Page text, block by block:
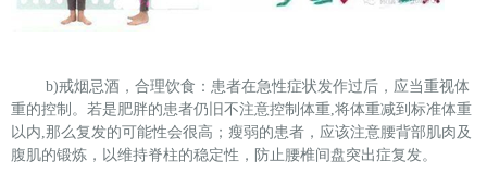
b)戒烟忌酒，合理饮食：患者在急性症状发作过后，应当重视体
重的控制。若是肥胖的患者仍旧不注意控制体重,将体重减到标准体重
以内,那么复发的可能性会很高；瘦弱的患者，应该注意腰背部肌肉及
腹肌的锻炼，以维持脊柱的稳定性，防止腰椎间盘突出症复发。